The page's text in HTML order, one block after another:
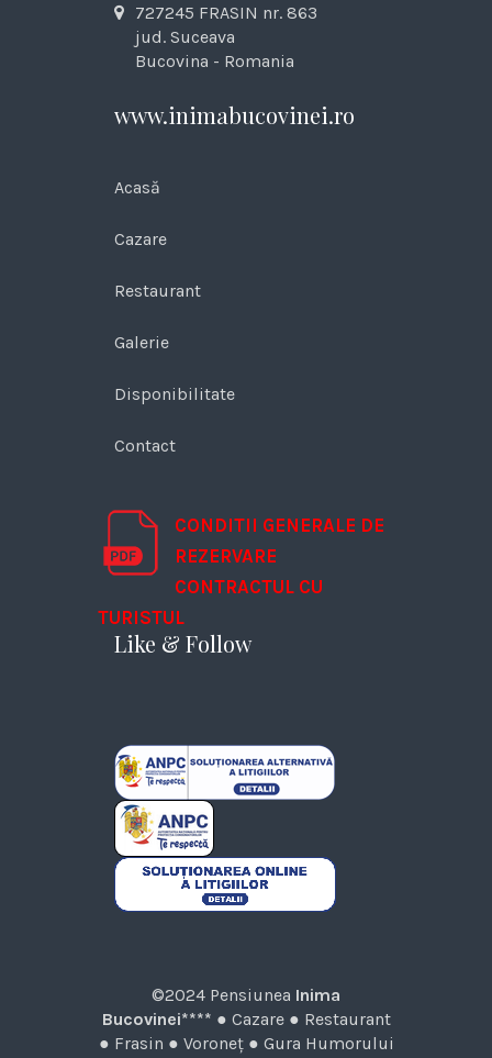
727245 FRASIN nr. 863
jud. Suceava
Bucovina - Romania
www.inimabucovinei.ro
Acasă
Cazare
Restaurant
Galerie
Disponibilitate
Contact
CONDITII GENERALE DE
REZERVARE
CONTRACTUL CU
TURISTUL
Like & Follow
©2024 Pensiunea Inima
Bucovinei**** ● Cazare ● Restaurant
● Frasin ● Voroneţ ● Gura Humorului